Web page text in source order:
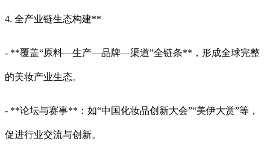
4. 全产业链生态构建**
- **覆盖“原料—生产—品牌—渠道”全链条**，形成全球完整
的美妆产业生态。
- **论坛与赛事**：如“中国化妆品创新大会”“美伊大赏”等，
促进行业交流与创新。